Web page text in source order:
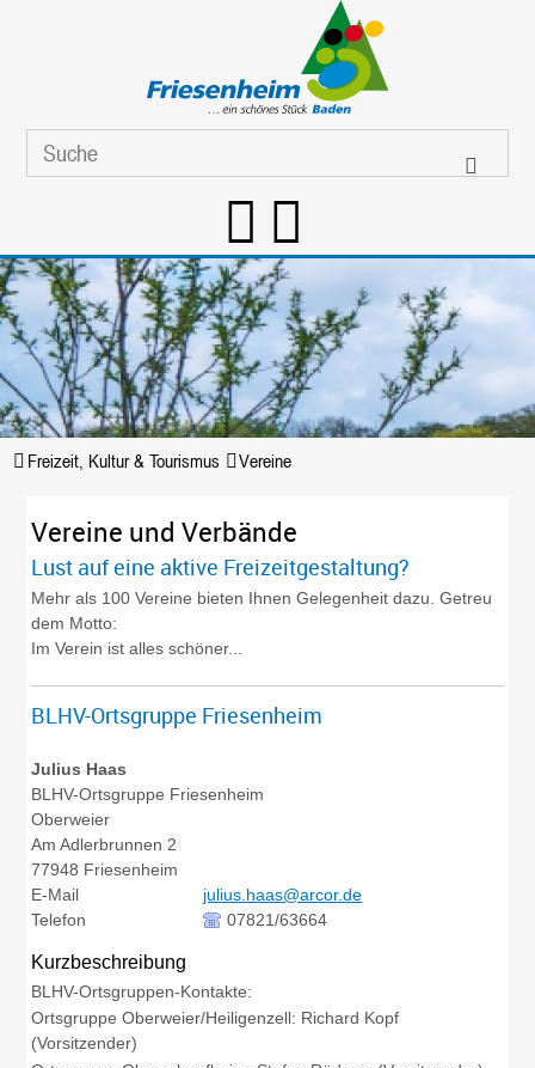
Freizeit, Kultur & Tourismus Vereine
Vereine und Verbände
Lust auf eine aktive Freizeitgestaltung?
Mehr als 100 Vereine bieten Ihnen Gelegenheit dazu. Getreu
dem Motto:
Im Verein ist alles schöner...
BLHV-Ortsgruppe Friesenheim
Julius Haas
BLHV-Ortsgruppe Friesenheim
Oberweier
Am Adlerbrunnen 2
77948 Friesenheim
E-Mail
julius.haas@arcor.de
Telefon
07821/63664
Kurzbeschreibung
BLHV-Ortsgruppen-Kontakte:
Ortsgruppe Oberweier/Heiligenzell: Richard Kopf
(Vorsitzender)